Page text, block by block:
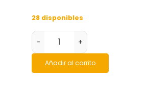
28 disponibles
- +
Añadir al carrito